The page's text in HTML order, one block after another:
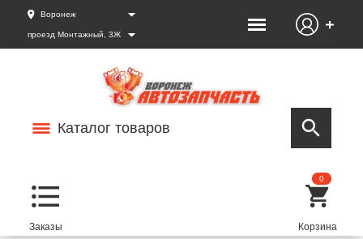
Воронеж
проезд Монтажный, 3Ж
Каталог товаров
0